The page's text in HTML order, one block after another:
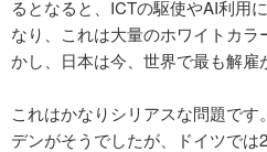
るとなると、ICTの駆使やAI利用
なり、これは大量のホワイトカ
かし、日本は今、世界で最も解雇
これはかなりシリアスな問題で
デンがそうでしたが、ドイツで